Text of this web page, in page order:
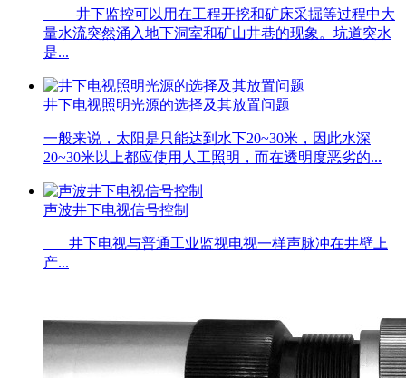
井下监控可以用在工程开挖和矿床采掘等过程中大
量水流突然涌入地下洞室和矿山井巷的现象。坑道突水
是...
井下电视照明光源的选择及其放置问题
一般来说，太阳是只能达到水下20~30米，因此水深
20~30米以上都应使用人工照明，而在透明度恶劣的...
声波井下电视信号控制
井下电视与普通工业监视电视一样声脉冲在井壁上
产...